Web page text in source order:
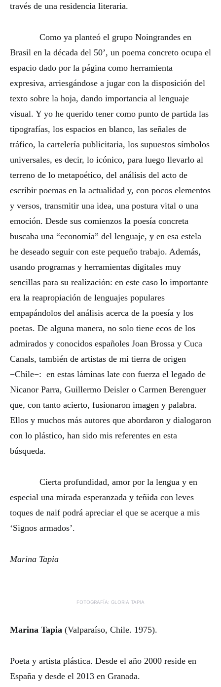
través de una residencia literaria.
Como ya planteó el grupo Noingrandes en
Brasil en la década del 50’, un poema concreto ocupa el
espacio dado por la página como herramienta
expresiva, arriesgándose a jugar con la disposición del
texto sobre la hoja, dando importancia al lenguaje
visual. Y yo he querido tener como punto de partida las
tipografías, los espacios en blanco, las señales de
tráfico, la cartelería publicitaria, los supuestos símbolos
universales, es decir, lo icónico, para luego llevarlo al
terreno de lo metapoético, del análisis del acto de
escribir poemas en la actualidad y, con pocos elementos
y versos, transmitir una idea, una postura vital o una
emoción. Desde sus comienzos la poesía concreta
buscaba una “economía” del lenguaje, y en esa estela
he deseado seguir con este pequeño trabajo. Además,
usando programas y herramientas digitales muy
sencillas para su realización: en este caso lo importante
era la reapropiación de lenguajes populares
empapándolos del análisis acerca de la poesía y los
poetas. De alguna manera, no solo tiene ecos de los
admirados y conocidos españoles Joan Brossa y Cuca
Canals, también de artistas de mi tierra de origen
−Chile−: en estas láminas late con fuerza el legado de
Nicanor Parra, Guillermo Deisler o Carmen Berenguer
que, con tanto acierto, fusionaron imagen y palabra.
Ellos y muchos más autores que abordaron y dialogaron
con lo plástico, han sido mis referentes en esta
búsqueda.
Cierta profundidad, amor por la lengua y en
especial una mirada esperanzada y teñida con leves
toques de naif podrá apreciar el que se acerque a mis
‘Signos armados’.
Marina Tapia
FOTOGRAFÍA: GLORIA TAPIA
Marina Tapia (Valparaíso, Chile. 1975).
Poeta y artista plástica. Desde el año 2000 reside en
España y desde el 2013 en Granada.